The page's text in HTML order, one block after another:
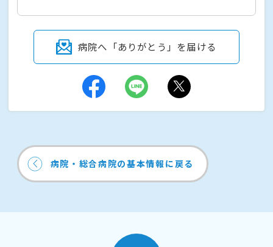
病院へ「ありがとう」を届ける
病院・総合病院の基本情報に戻る